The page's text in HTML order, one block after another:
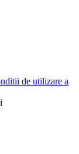
de utilizare a